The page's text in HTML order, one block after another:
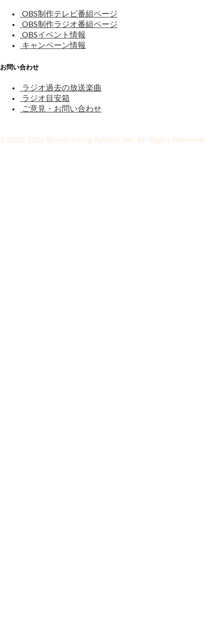
OBS制作テレビ番組ページ
OBS制作ラジオ番組ページ
OBSイベント情報
キャンペーン情報
お問い合わせ
ラジオ過去の放送楽曲
ラジオ目安箱
ご意見・お問い合わせ
©2026 Oita Broadcasting System, Inc. All Rights Reserved.